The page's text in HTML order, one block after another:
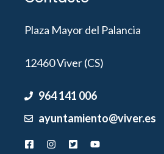
Plaza Mayor del Palancia
12460 Viver (CS)
964 141 006
ayuntamiento@viver.es